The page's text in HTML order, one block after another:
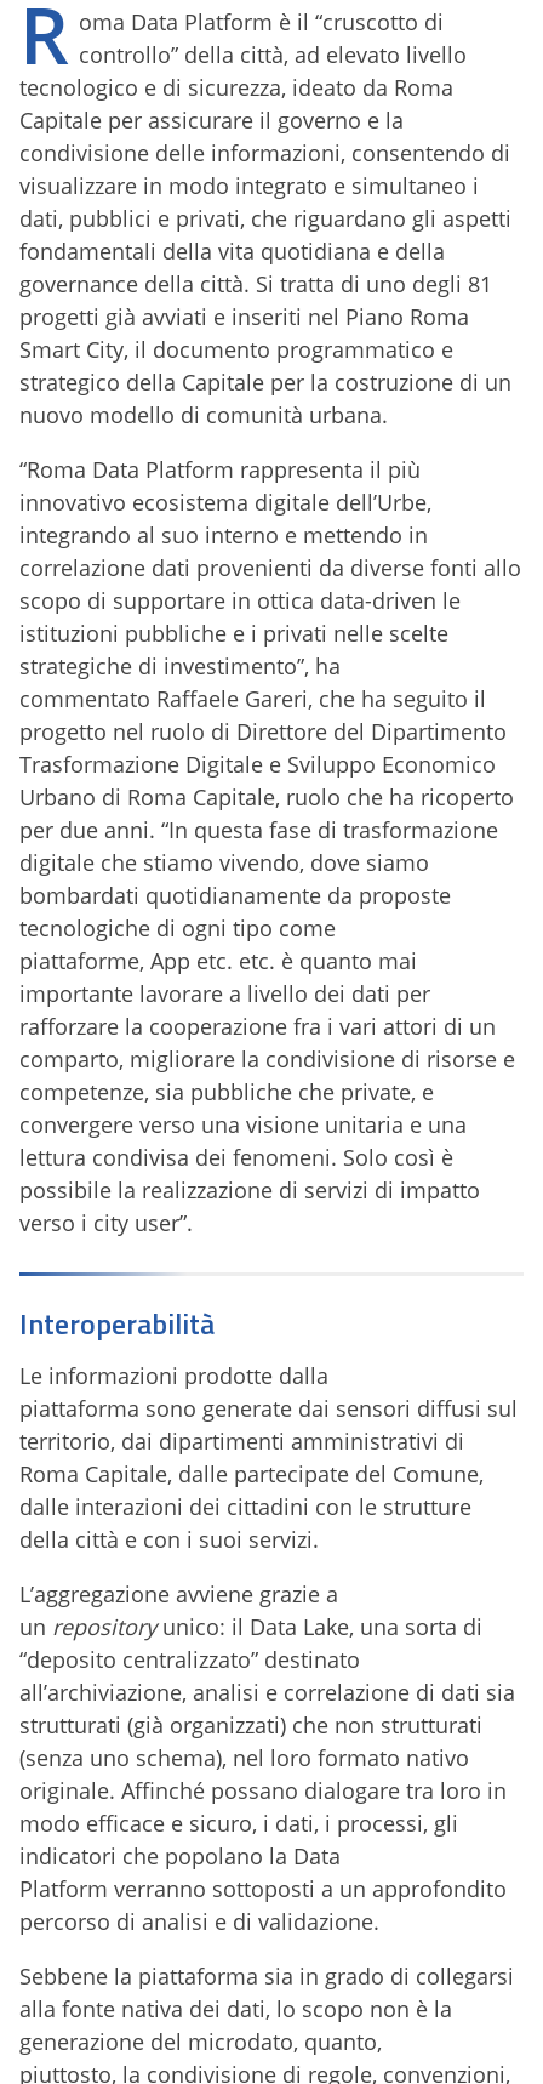
R oma Data Platform è il “cruscotto di
controllo” della città, ad elevato livello
tecnologico e di sicurezza, ideato da Roma
Capitale per assicurare il governo e la
condivisione delle informazioni, consentendo di
visualizzare in modo integrato e simultaneo i
dati, pubblici e privati, che riguardano gli aspetti
fondamentali della vita quotidiana e della
governance della città. Si tratta di uno degli 81
progetti già avviati e inseriti nel Piano Roma
Smart City, il documento programmatico e
strategico della Capitale per la costruzione di un
nuovo modello di comunità urbana.
“Roma Data Platform rappresenta il più
innovativo ecosistema digitale dell’Urbe,
integrando al suo interno e mettendo in
correlazione dati provenienti da diverse fonti allo
scopo di supportare in ottica data-driven le
istituzioni pubbliche e i privati nelle scelte
strategiche di investimento”, ha
commentato Raffaele Gareri, che ha seguito il
progetto nel ruolo di Direttore del Dipartimento
Trasformazione Digitale e Sviluppo Economico
Urbano di Roma Capitale, ruolo che ha ricoperto
per due anni. “In questa fase di trasformazione
digitale che stiamo vivendo, dove siamo
bombardati quotidianamente da proposte
tecnologiche di ogni tipo come
piattaforme, App etc. etc. è quanto mai
importante lavorare a livello dei dati per
rafforzare la cooperazione fra i vari attori di un
comparto, migliorare la condivisione di risorse e
competenze, sia pubbliche che private, e
convergere verso una visione unitaria e una
lettura condivisa dei fenomeni. Solo così è
possibile la realizzazione di servizi di impatto
verso i city user”.
Interoperabilità
Le informazioni prodotte dalla
piattaforma sono generate dai sensori diffusi sul
territorio, dai dipartimenti amministrativi di
Roma Capitale, dalle partecipate del Comune,
dalle interazioni dei cittadini con le strutture
della città e con i suoi servizi.
L’aggregazione avviene grazie a
un repositoryunico: il Data Lake, una sorta di
“deposito centralizzato” destinato
all’archiviazione, analisi e correlazione di dati sia
strutturati (già organizzati) che non strutturati
(senza uno schema), nel loro formato nativo
originale. Affinché possano dialogare tra loro in
modo efficace e sicuro, i dati, i processi, gli
indicatori che popolano la Data
Platform verranno sottoposti a un approfondito
percorso di analisi e di validazione.
Sebbene la piattaforma sia in grado di collegarsi
alla fonte nativa dei dati, lo scopo non è la
generazione del microdato, quanto,
piuttosto, la condivisione di regole, convenzioni,